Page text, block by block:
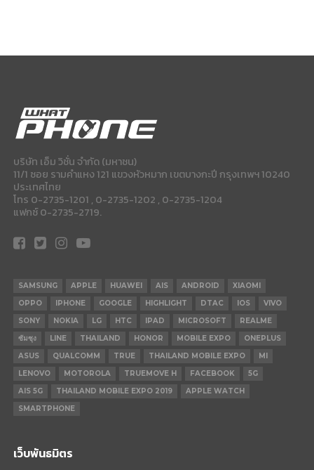
บริษัท เอ็ม วิชั่น จำกัด (มหาชน)
11/1 ซอย รามคำแหง 121 แขวงหัวหมาก เขตบางกะปี กรุงเทพฯ 10240
ประเทศไทย
โทร 0-2735-1201 , 0-2735-1202 , 0-2735-1204
แฟกซ์ 0-2735-2719.
SAMSUNG APPLE HUAWEI AIS ANDROID
XIAOMI
OPPO
IPHONE GOOGLE HIGHLIGHT DTAC IOS
VIVO
SONY
NOKIA LG HTC IPAD MICROSOFT
REALME
ซัมซุง
LINE THAILAND HONOR MOBILE EXPO
ONEPLUS
ASUS
QUALCOMM TRUE THAILAND MOBILE EXPO
MI
LENOVO
MOTOROLA TRUEMOVE H FACEBOOK
5G
AIS 5G
THAILAND MOBILE EXPO 2019
APPLE WATCH
SMARTPHONE
เว็บพันธมิตร